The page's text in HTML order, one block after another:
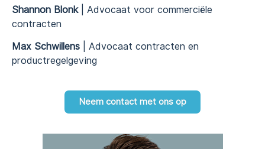
Shannon Blonk| Advocaat voor commerciële
contracten
Max Schwillens | Advocaat contracten en
productregelgeving
Neem contact met ons op